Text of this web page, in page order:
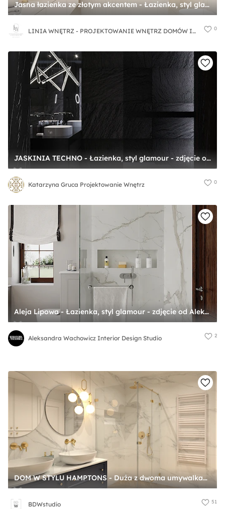
Jasna łazienka ze złotym akcentem - Łazienka, styl glamour - zdjęcie od LINIA WNĘTRZ - PROJEKTOWANIE WNĘTRZ DOMÓW I MIESZKAŃ
LINIA WNĘTRZ - PROJEKTOWANIE WNĘTRZ DOMÓW I MIESZKAŃ 0
JASKINIA TECHNO - Łazienka, styl glamour - zdjęcie od Katarzyna Gruca Projektowanie Wnętrz
Katarzyna Gruca Projektowanie Wnętrz 0
Aleja Lipowa - Łazienka, styl glamour - zdjęcie od Aleksandra Wachowicz Interior Design Studio
Aleksandra Wachowicz Interior Design Studio 2
DOM W STYLU HAMPTONS - Duża z dwoma umywalkami łazienka, styl glamour - zdjęcie od BDWstudio
BDWstudio 51